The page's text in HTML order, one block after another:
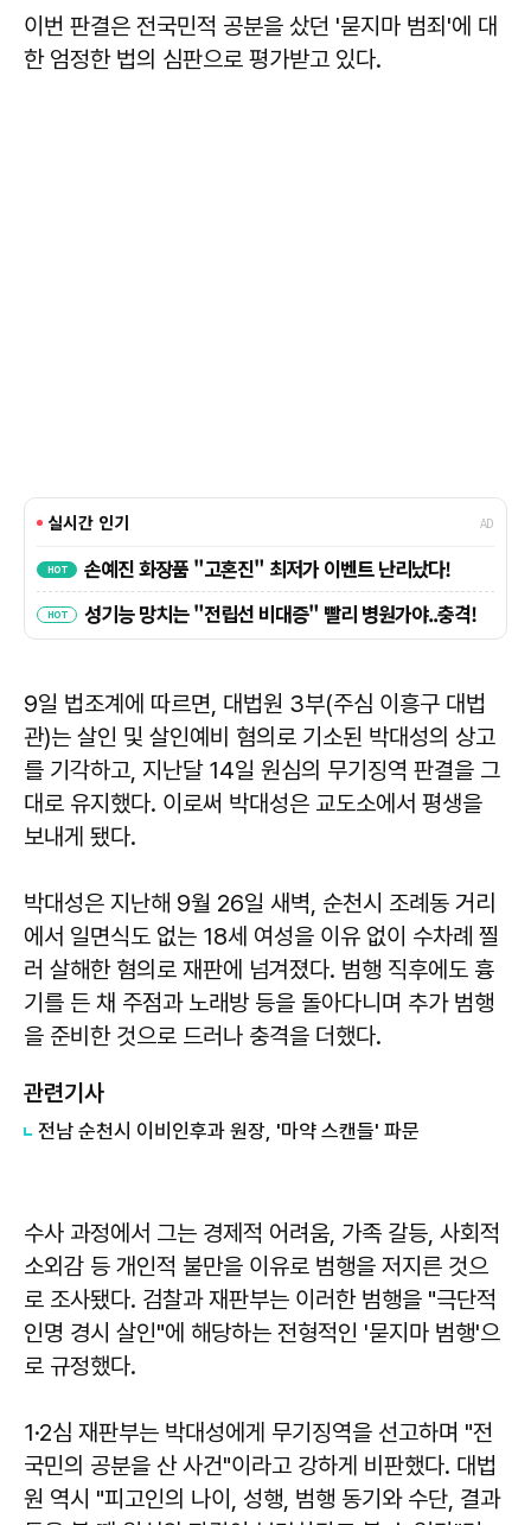
이번 판결은 전국민적 공분을 샀던 '묻지마 범죄'에 대
한 엄정한 법의 심판으로 평가받고 있다.
9일 법조계에 따르면, 대법원 3부(주심 이흥구 대법
관)는 살인 및 살인예비 혐의로 기소된 박대성의 상고
를 기각하고, 지난달 14일 원심의 무기징역 판결을 그
대로 유지했다. 이로써 박대성은 교도소에서 평생을
보내게 됐다.
박대성은 지난해 9월 26일 새벽, 순천시 조례동 거리
에서 일면식도 없는 18세 여성을 이유 없이 수차례 찔
러 살해한 혐의로 재판에 넘겨졌다. 범행 직후에도 흉
기를 든 채 주점과 노래방 등을 돌아다니며 추가 범행
을 준비한 것으로 드러나 충격을 더했다.
관련기사
전남 순천시 이비인후과 원장, '마약 스캔들' 파문
수사 과정에서 그는 경제적 어려움, 가족 갈등, 사회적
소외감 등 개인적 불만을 이유로 범행을 저지른 것으
로 조사됐다. 검찰과 재판부는 이러한 범행을 "극단적
인명 경시 살인"에 해당하는 전형적인 '묻지마 범행'으
로 규정했다.
1·2심 재판부는 박대성에게 무기징역을 선고하며 "전
국민의 공분을 산 사건"이라고 강하게 비판했다. 대법
원 역시 "피고인의 나이, 성행, 범행 동기와 수단, 결과